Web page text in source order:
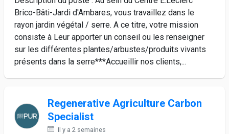
Brico-Bâti-Jardi d'Ambares, vous travaillez dans le
rayon jardin végétal / serre. A ce titre, votre mission
consiste à Leur apporter un conseil ou les renseigner
sur les différentes plantes/arbustes/produits vivants
présents dans la serre***Accueillir nos clients,...
Regenerative Agriculture Carbon
Specialist
Il y a 2 semaines